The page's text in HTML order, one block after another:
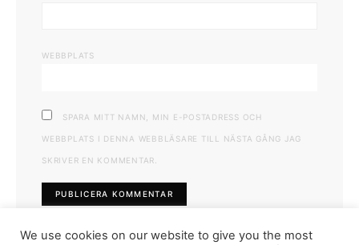
WEBBPLATS
SPARA MITT NAMN, MIN E-POSTADRESS OCH
WEBBPLATS I DENNA WEBBLÄSARE TILL NÄSTA GÅNG JAG
SKRIVER EN KOMMENTAR.
We use cookies on our website to give you the most